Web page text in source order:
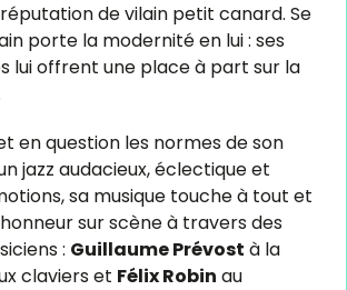
de vilain petit canard. Se
porte la modernité en lui : ses
lui offrent une place à part sur la
en question les normes de son
jazz audacieux, éclectique et
sa musique touche à tout et
sur scène à travers des
: Guillaume Prévost à la
claviers et Félix Robin au